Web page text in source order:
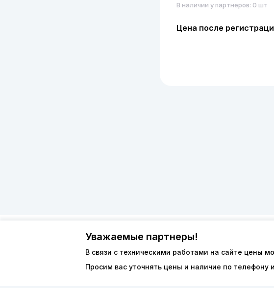
В наличии у партнеров: 0 шт
Цена после
Уважаемые партнеры!
В связи с техническими работами на сайте цены
Просим вас уточнять цены и наличие по
8 (800) 600-44-94
О компании
Каталог